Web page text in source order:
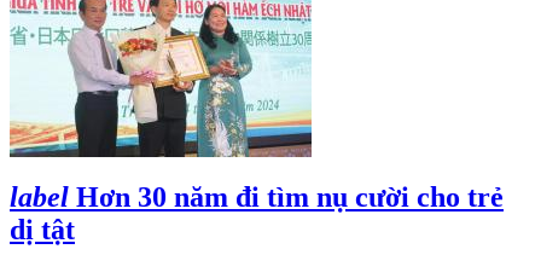
label Hơn 30 năm đi tìm nụ cười cho trẻ
dị tật